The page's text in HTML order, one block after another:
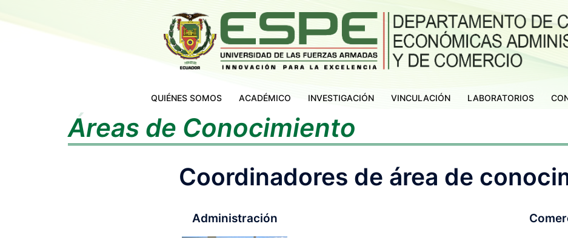
QUIÉNES SOMOS ACADÉMICO INVESTIGACIÓN VINCULACIÓN LABORATORIOS
Áreas de Conocimiento
Coordinadores de área de
Administración